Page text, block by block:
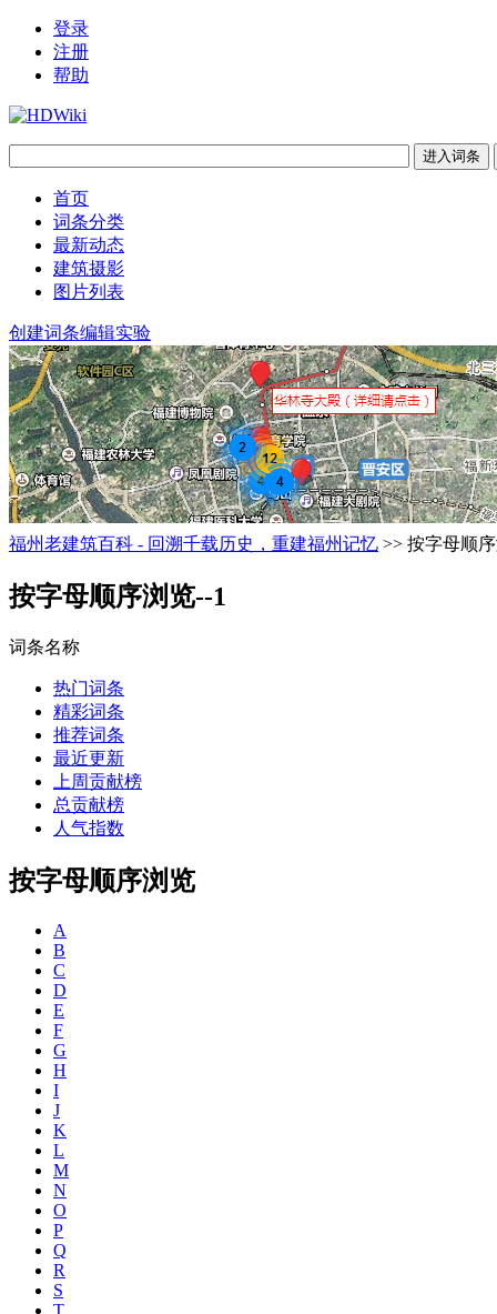
登录
注册
帮助
首页
词条分类
最新动态
建筑摄影
图片列表
创建词条编辑实验
福州老建筑百科 - 回溯千载历史，重建福州记忆 >> 按字母顺
按字母顺序浏览--1
词条名称
热门词条
精彩词条
推荐词条
最近更新
上周贡献榜
总贡献榜
人气指数
按字母顺序浏览
A
B
C
D
E
F
G
H
I
J
K
L
M
N
O
P
Q
R
S
T